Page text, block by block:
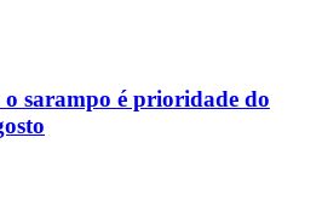
sarampo é prioridade do